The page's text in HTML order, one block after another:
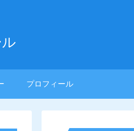
プロフィール